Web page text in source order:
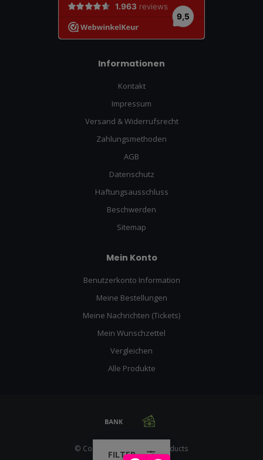
Informationen
Kontakt
Impressum
Versand & Widerrufsrecht
Zahlungsmethoden
AGB
Datenschutz
Haftungsausschluss
Beschwerden
Sitemap
Mein Konto
Benutzerkonto Information
Meine Bestellungen
Meine Nachrichten (Tickets)
Mein Wunschzettel
Vergleichen
Alle Produkte
© Copyright 2026 Racing Products
FILTER